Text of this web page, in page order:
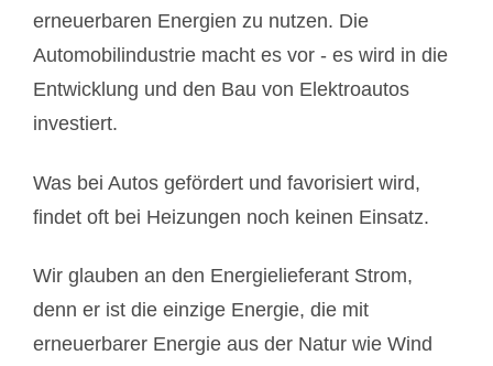
erneuerbaren Energien zu nutzen. Die
Automobilindustrie macht es vor - es wird in die
Entwicklung und den Bau von Elektroautos
investiert.
Was bei Autos gefördert und favorisiert wird,
findet oft bei Heizungen noch keinen Einsatz.
Wir glauben an den Energielieferant Strom,
denn er ist die einzige Energie, die mit
erneuerbarer Energie aus der Natur wie Wind